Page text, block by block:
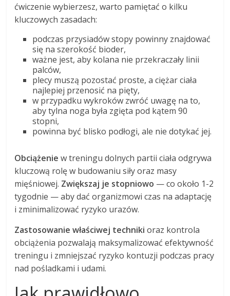
ćwiczenie wybierzesz, warto pamiętać o kilku
kluczowych zasadach:
podczas przysiadów stopy powinny znajdować
się na szerokość bioder,
ważne jest, aby kolana nie przekraczały linii
palców,
plecy muszą pozostać proste, a ciężar ciała
najlepiej przenosić na pięty,
w przypadku wykroków zwróć uwagę na to,
aby tylna noga była zgięta pod kątem 90
stopni,
powinna być blisko podłogi, ale nie dotykać jej.
Obciążenie w treningu dolnych partii ciała odgrywa
kluczową rolę w budowaniu siły oraz masy
mięśniowej. Zwiększaj je stopniowo — co około 1-2
tygodnie — aby dać organizmowi czas na adaptację
i zminimalizować ryzyko urazów.
Zastosowanie właściwej techniki oraz kontrola
obciążenia pozwalają maksymalizować efektywność
treningu i zmniejszać ryzyko kontuzji podczas pracy
nad pośladkami i udami.